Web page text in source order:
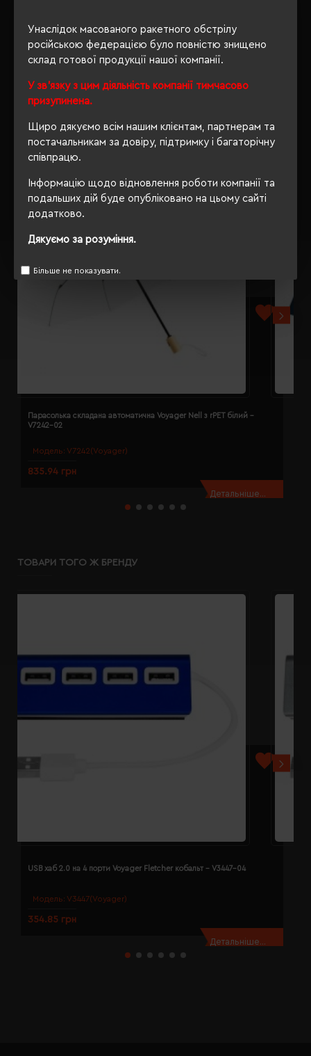
Унаслідок масованого ракетного обстрілу
російською федерацією було повністю знищено
склад готової продукції нашої компанії.
У зв'язку з цим діяльність компанії тимчасово
призупинена.
Щиро дякуємо всім нашим клієнтам, партнерам та
постачальникам за довіру, підтримку і багаторічну
співпрацю.
Інформацію щодо відновлення роботи компанії та
подальших дій буде опубліковано на цьому сайті
додатково.
Дякуємо за розуміння.
Більше не показувати.
ВІДГУКИ
Модель: V7242(Voyager)
Парасолька складана автоматична Voyager Nell з rPET білий -
V7242-02
835.94 грн
Детальніше...
ТОВАРИ ТОГО Ж БРЕНДУ
Модель: V3447(Voyager)
USB хаб 2.0 на 4 порти Voyager Fletcher кобальт - V3447-04
354.85 грн
Детальніше...